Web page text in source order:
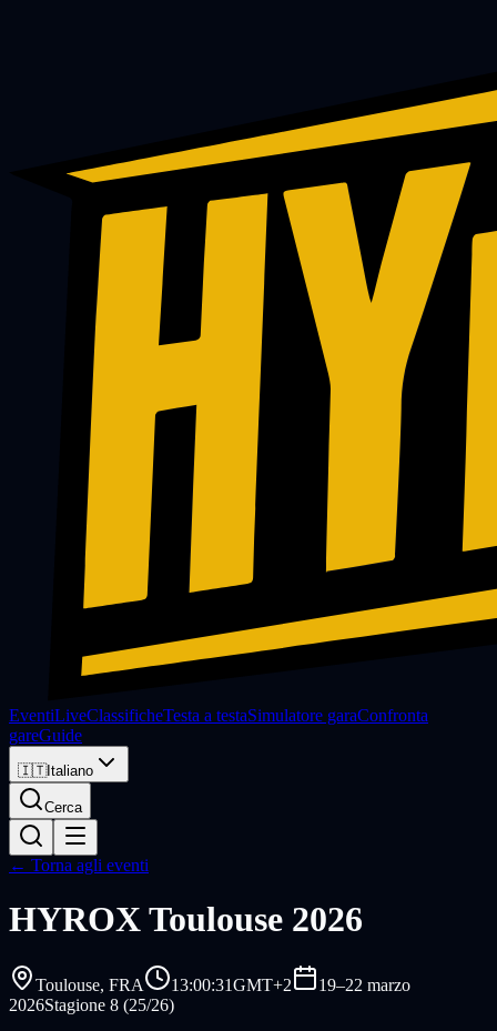
EventiLiveClassificheTesta a testaSimulatore garaConfronta
gareGuide
🇮🇹Italiano
Cerca
← Torna agli eventi
HYROXToulouse 2026
Toulouse, FRA 13:00:31GMT+2
19–22 marzo
2026Stagione 8 (25/26)